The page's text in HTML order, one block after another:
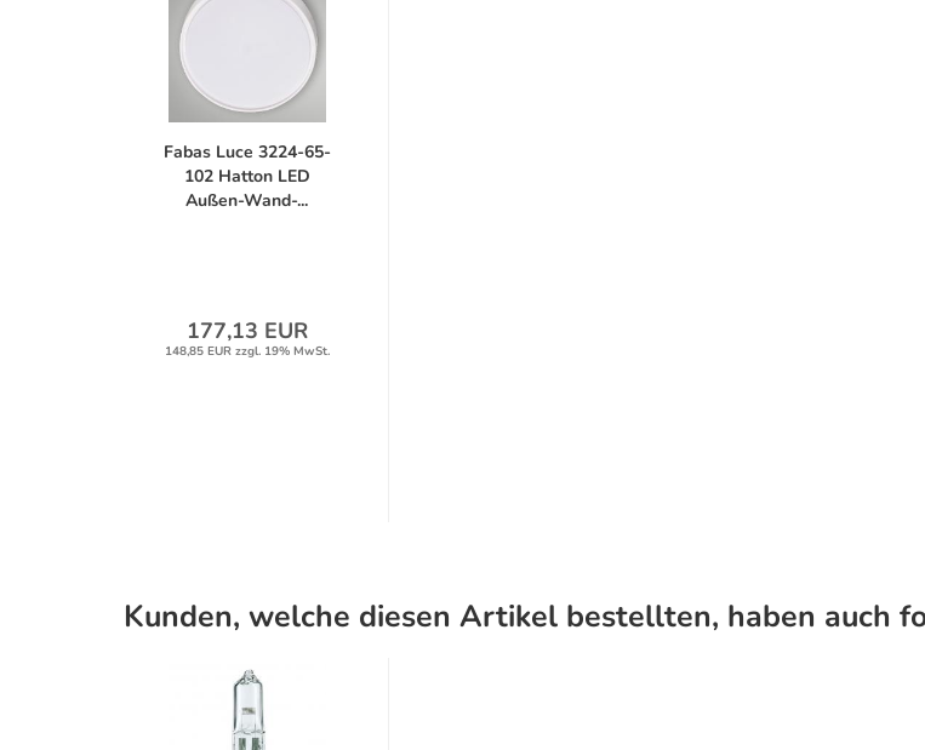
Fabas Luce 3224-65-
102 Hatton LED
Außen-Wand-...
177,13 EUR
148,85 EUR zzgl. 19% MwSt.
Kunden, welche diesen Artikel bestellten, haben auch